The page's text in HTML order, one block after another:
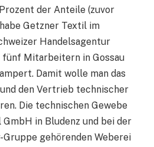
der Anteile (zuvor
Getzner Textil im
Handelsagentur
Mitarbeitern in Gossau
Damit wolle man das
den Vertrieb technischer
Die technischen Gewebe
in Bludenz und bei der
gehörenden Weberei